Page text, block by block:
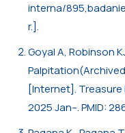
interna/
r.].
Goyal A, Robinson
[Internet]. Treasure
2025 Jan–. PMID: